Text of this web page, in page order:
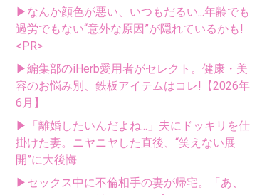
▶なんか顔色が悪い、いつもだるい...年齢でも
過労でもない“意外な原因”が隠れているかも!
<PR>
▶編集部のiHerb愛用者がセレクト。健康・美
容のお悩み別、鉄板アイテムはコレ!【2026年
6月】
▶「離婚したいんだよね...」夫にドッキリを仕
掛けた妻。ニヤニヤした直後、“笑えない展
開”に大後悔
▶セックス中に不倫相手の妻が帰宅。「あ、